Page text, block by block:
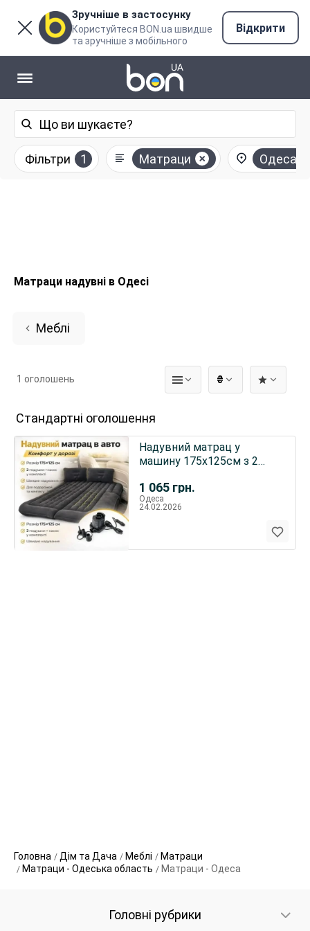
Зручніше в застосунку
Користуйтеся BON.ua швидше
та зручніше з мобільного
Відкрити
Фільтри 1 Матраци Одеса
Матраци надувні в Одесі
Меблі
₴
1 оголошень
Стандартні оголошення
1 065 грн.
Надувний матрац у
машину 175х125см з 2
Одеса
24.02.2026
Головна Дім та Дача Меблі
Матраци
Матраци - Одеська область
Матраци - Одеса
Головні рубрики